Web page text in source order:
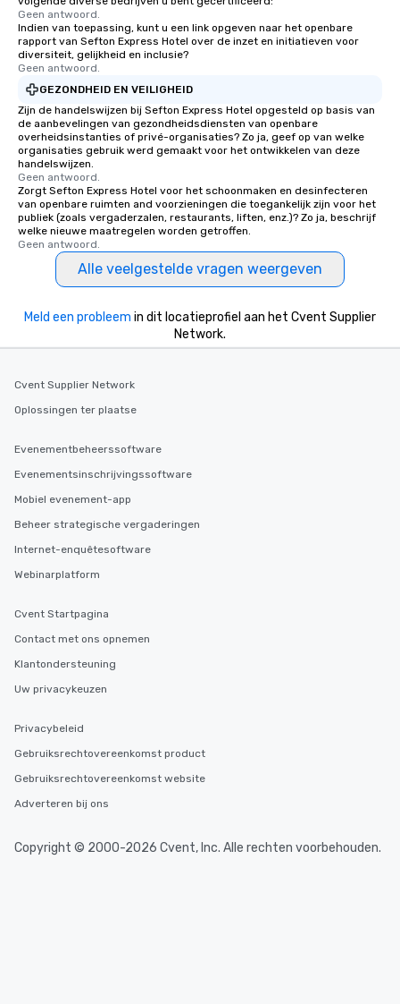
Geen antwoord.
Indien van toepassing, kunt u een link opgeven naar het openbare
rapport van Sefton Express Hotel over de inzet en initiatieven voor
diversiteit, gelijkheid en inclusie?
Geen antwoord.
GEZONDHEID EN VEILIGHEID
Zijn de handelswijzen bij Sefton Express Hotel opgesteld op basis van
de aanbevelingen van gezondheidsdiensten van openbare
overheidsinstanties of privé-organisaties? Zo ja, geef op van welke
organisaties gebruik werd gemaakt voor het ontwikkelen van deze
handelswijzen.
Geen antwoord.
Zorgt Sefton Express Hotel voor het schoonmaken en desinfecteren
van openbare ruimten and voorzieningen die toegankelijk zijn voor het
publiek (zoals vergaderzalen, restaurants, liften, enz.)? Zo ja, beschrijf
welke nieuwe maatregelen worden getroffen.
Geen antwoord.
Alle veelgestelde vragen weergeven
Meld een probleem in dit locatieprofiel aan het Cvent Supplier
Network.
Cvent Supplier Network
Oplossingen ter plaatse
Evenementbeheerssoftware
Evenementsinschrijvingssoftware
Mobiel evenement-app
Beheer strategische vergaderingen
Internet-enquêtesoftware
Webinarplatform
Cvent Startpagina
Contact met ons opnemen
Klantondersteuning
Uw privacykeuzen
Privacybeleid
Gebruiksrechtovereenkomst product
Gebruiksrechtovereenkomst website
Adverteren bij ons
Copyright © 2000-2026 Cvent, Inc. Alle rechten voorbehouden.